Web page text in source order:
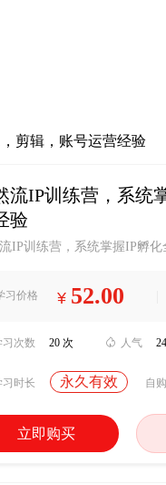
剪辑，账号运营经验
流IP训练营，系统
验
IP训练营，系统掌握IP孵
习价格 ¥ 52.00
习次数 20 次  人气
习时长 永久有效 自
立即购买